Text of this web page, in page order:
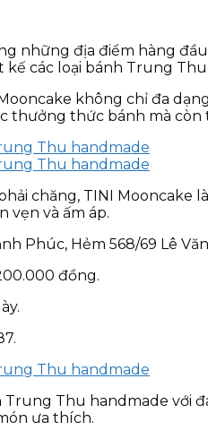
những địa điểm hàng
các loại bánh Trung Thu.
không chỉ đa
thưởng thức bánh mà còn
chăng, TINI
vẹn và ấm áp.
Phúc, Hẻm 568/69 Lê
đồng.
Thu handmade với
ưa thích.